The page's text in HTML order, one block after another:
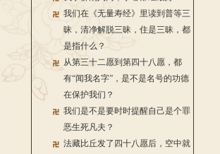
我们在《无量寿经》里读到普等三
昧，清净解脱三昧，住是三昧，都
是指什么？
从第三十二愿到第四十八愿，都
有“闻我名字”，是不是名号的功德
在保护我们？
我们是不是要时时提醒自己是个罪
恶生死凡夫？
法藏比丘发了四十八愿后，空中就